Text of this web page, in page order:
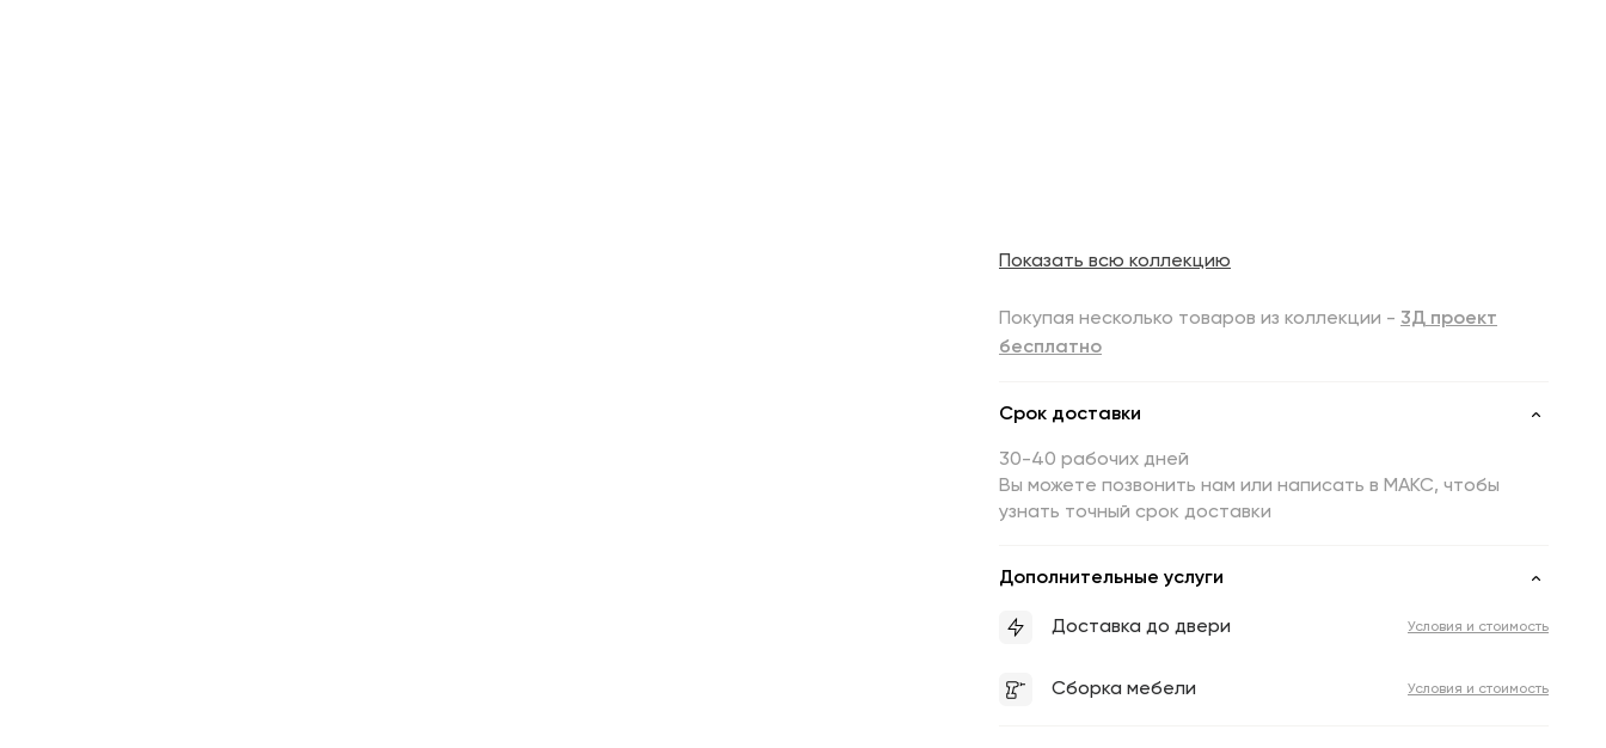
Показать всю коллекцию
Покупая несколько товаров из коллекции - 3Д проект
бесплатно
Срок доставки
30-40 рабочих дней
Вы можете позвонить нам или написать в МАКС, чтобы
узнать точный срок доставки
Дополнительные услуги
Доставка до двери Условия и стоимость
Сборка мебели Условия и стоимость